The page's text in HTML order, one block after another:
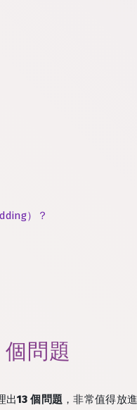
）？
問題
出13 個問題 ，非常值得放